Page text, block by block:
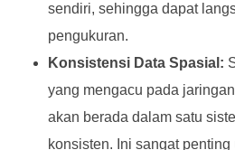
sendiri, sehingga dapat
pengukuran.
Konsistensi Data Spasial:
yang mengacu pada
akan berada dalam satu
konsisten. Ini sangat